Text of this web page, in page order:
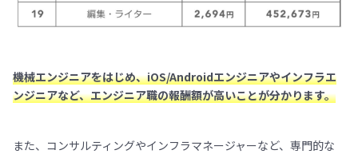
機械エンジニアをはじめ、iOS/Androidエンジニアやインフラエ
ンジニアなど、エンジニア職の報酬額が高いことが分かります。
また、コンサルティングやインフラマネージャーなど、専門的な